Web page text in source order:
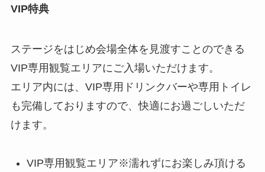
VIP特典
ステージをはじめ会場全体を見渡すことのできる
VIP専用観覧エリアにご入場いただけます。
エリア内には、VIP専用ドリンクバーや専用トイレ
も完備しておりますので、快適にお過ごしいただ
けます。
VIP専用観覧エリア※濡れずにお楽しみ頂ける